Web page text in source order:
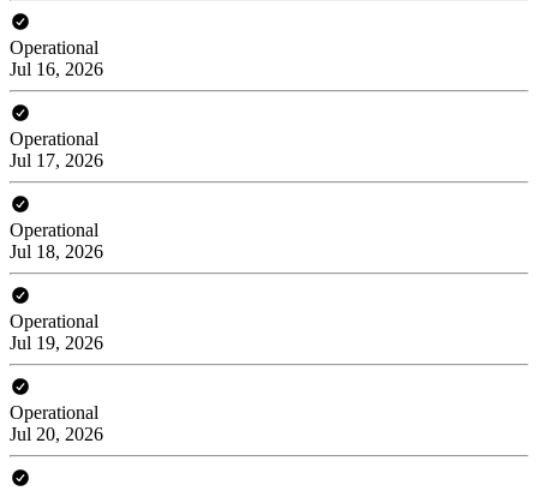
Operational
Jul 16, 2026
Operational
Jul 17, 2026
Operational
Jul 18, 2026
Operational
Jul 19, 2026
Operational
Jul 20, 2026